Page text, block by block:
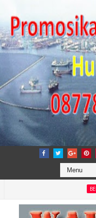
BERITA
4: Pelindo Jasa